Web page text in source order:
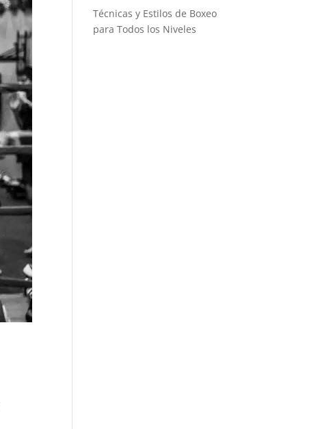
Técnicas y Estilos de Boxeo
para Todos los Niveles